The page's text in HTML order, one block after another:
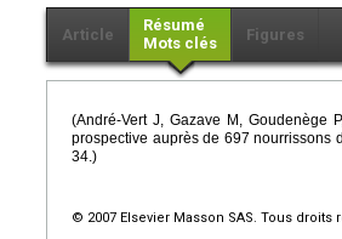
Article
Résumé
Mots clés
Figures
(André-Vert J, Gazave M, Goudenège
prospective auprès de 697 nourrissons
34.)
© 2007 Elsevier Masson SAS. Tous droits